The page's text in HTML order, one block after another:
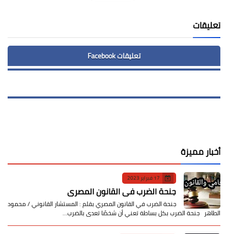
تعليقات
تعليقات Facebook
أخبار مميزة
17 فبراير 2023
جنحة الضرب في القانون المصري
جنحة الضرب في القانون المصري بقلم : المستشار القانوني / محمود
الطاهر جنحة الضرب بكل بساطة تعني أن شخصًا تعدى بالضرب…